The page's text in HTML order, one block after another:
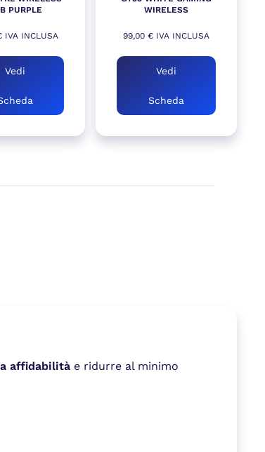
PURPLE
IVA INCLUSA
Vedi
WIRELESS
99,00€ IVA INCLUSA
Vedi
Scheda
affidabilità e ridurre al minimo